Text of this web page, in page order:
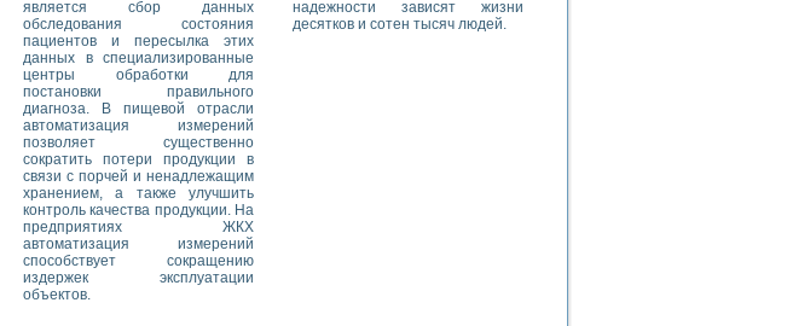
является сбор данных
обследования состояния
пациентов и пересылка этих
данных в специализированные
центры обработки для
постановки правильного
диагноза. В пищевой отрасли
автоматизация измерений
позволяет существенно
сократить потери продукции в
связи с порчей и ненадлежащим
хранением, а также улучшить
контроль качества продукции. На
предприятиях ЖКХ
автоматизация измерений
способствует сокращению
издержек эксплуатации
объектов.
надежности зависят жизни
десятков и сотен тысяч людей.